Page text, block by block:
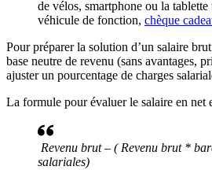
de vélos, smartphone ou la tablette
véhicule de fonction, chèque
Pour préparer la solution d’un salaire
base neutre de revenu (sans avantages,
ajuster un pourcentage de charges
La formule pour évaluer le salaire en net
Revenu brut – ( Revenu brut *
salariales)